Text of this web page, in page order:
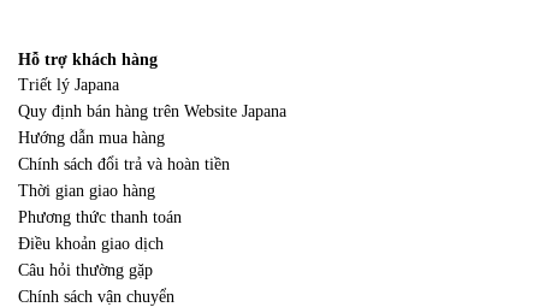
Hỗ trợ khách hàng
Triết lý Japana
Quy định bán hàng trên Website Japana
Hướng dẫn mua hàng
Chính sách đổi trả và hoàn tiền
Thời gian giao hàng
Phương thức thanh toán
Điều khoản giao dịch
Câu hỏi thường gặp
Chính sách vận chuyển